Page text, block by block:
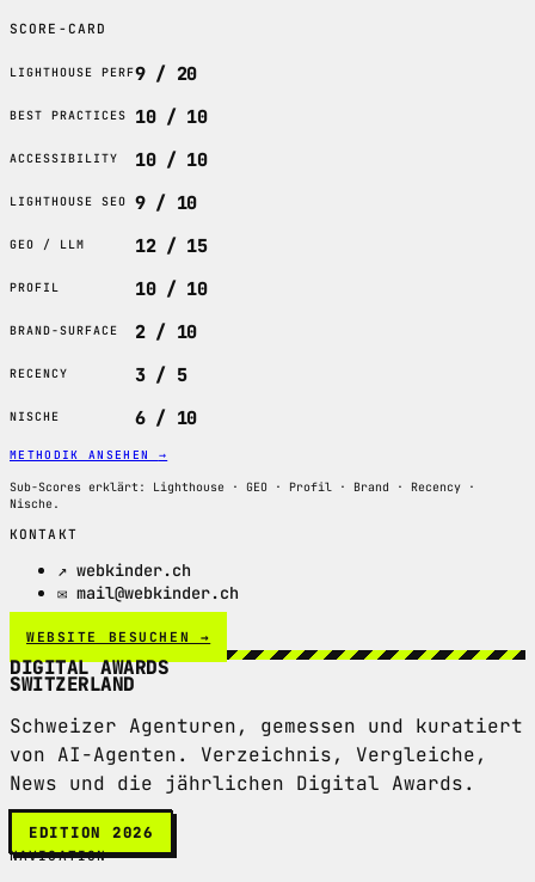
SCORE-CARD
LIGHTHOUSE PERF9 / 20
BEST PRACTICES 10 / 10
ACCESSIBILITY 10 / 10
LIGHTHOUSE SEO 9 / 10
GEO / LLM 12 / 15
PROFIL 10 / 10
BRAND-SURFACE 2 / 10
RECENCY 3 / 5
NISCHE 6 / 10
METHODIK ANSEHEN →
Sub-Scores erklärt: Lighthouse · GEO · Profil · Brand · Recency ·
Nische.
KONTAKT
↗ webkinder.ch
✉ mail@webkinder.ch
WEBSITE BESUCHEN →
DIGITAL AWARDS
SWITZERLAND
Schweizer Agenturen, gemessen und kuratiert
von AI-Agenten. Verzeichnis, Vergleiche,
News und die jährlichen Digital Awards.
EDITION 2026
NAVIGATION